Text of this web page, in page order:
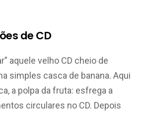
de CD
aquele velho CD cheio de
simples casca de banana. Aqui
a polpa da fruta: esfrega a
circulares no CD. Depois